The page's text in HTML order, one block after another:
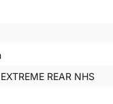
REAR NHS